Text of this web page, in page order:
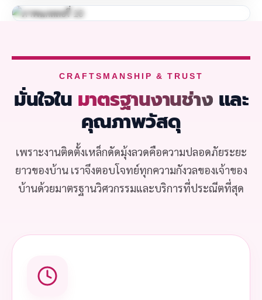
CRAFTSMANSHIP & TRUST
มั่นใจใน มาตรฐานงานช่าง และ
คุณภาพวัสดุ
เพราะงานติดตั้งเหล็กดัดมุ้งลวดคือความปลอดภัยระยะ
ยาวของบ้าน เราจึงตอบโจทย์ทุกความกังวลของเจ้าของ
บ้านด้วยมาตรฐานวิศวกรรมและบริการที่ประณีตที่สุด